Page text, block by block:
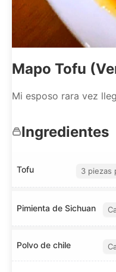
Mapo Tofu
Mi esposo rara vez
Ingredientes
Tofu 3 piezas
Pimienta de Sichuan
Polvo de chile